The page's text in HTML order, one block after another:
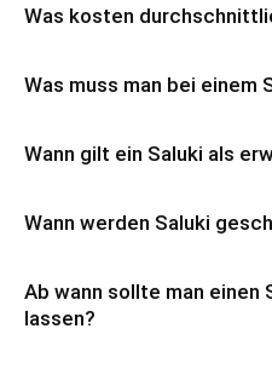
Was kosten
Was muss man bei einem
Wann gilt ein Saluki als
Wann werden Saluki
Ab wann sollte man einen
lassen?